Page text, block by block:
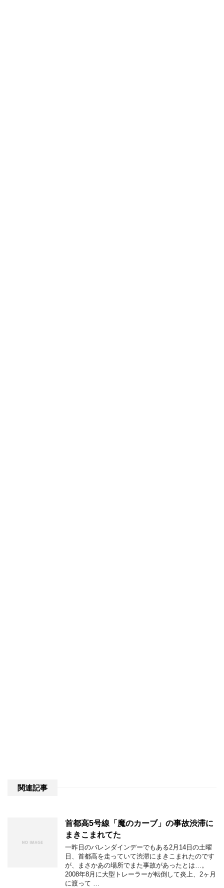
関連記事
首都高5号線「魔のカーブ」の事故渋滞に
まきこまれてた
一昨日のバレンダインデーでもある2月14日の土曜
日、首都高を走っていて渋滞にまきこまれたのです
が、まさかあの場所でまた事故があったとは…。
2008年8月に大型トレーラーが転倒して炎上、2ヶ月
に渡って …